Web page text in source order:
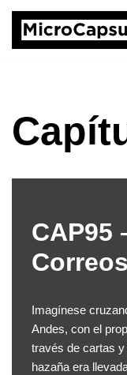
Saltar
CAP95
Imagínese
Andes, con el
través de cartas
hazaña era